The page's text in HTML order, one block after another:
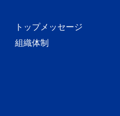
トップメッセージ
組織体制